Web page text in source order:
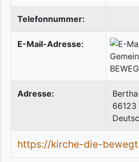
Telefonnummer:
E-Mail-Adresse:
Adresse:
66123
https://kirche-die-